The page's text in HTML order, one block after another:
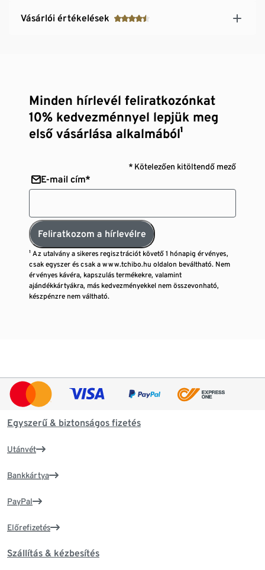
Vásárlói értékelések
Minden hírlevél feliratkozónkat
10% kedvezménnyel lepjük meg
első vásárlása alkalmából¹
* Kötelezően kitöltendő mező
E-mail cím*
Feliratkozom a hírlevélre
¹ Az utalvány a sikeres regisztrációt követő 1 hónapig érvényes,
csak egyszer és csak a www.tchibo.hu oldalon beváltható. Nem
érvényes kávéra, kapszulás termékekre, valamint
ajándékkártyákra, más kedvezményekkel nem összevonható,
készpénzre nem váltható.
Egyszerű & biztonságos fizetés
Utánvét
Bankkártya
PayPal
Előrefizetés
Szállítás & kézbesítés